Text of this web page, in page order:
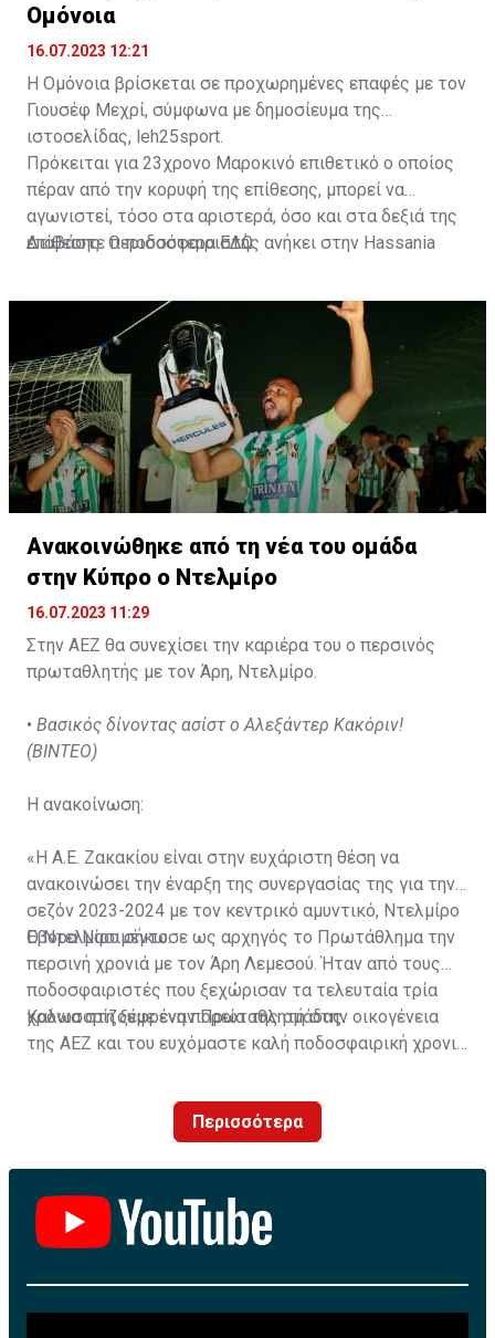
Ομόνοια
16.07.2023 12:21
Η Ομόνοια βρίσκεται σε προχωρημένες επαφές με τον
Γιουσέφ Μεχρί, σύμφωνα με δημοσίευμα της
ιστοσελίδας, leh25sport.
Πρόκειται για 23χρονο Μαροκινό επιθετικό ο οποίος
πέραν από την κορυφή της επίθεσης, μπορεί να
αγωνιστεί, τόσο στα αριστερά, όσο και στα δεξιά της
επίθεσης. Ο ποδοσφαιριστής ανήκει στην Hassania
2026.
Διαβάστε περισσότεραΕΔΩ.
Ανακοινώθηκε από τη νέα του ομάδα
στην Κύπρο ο Ντελμίρο
16.07.2023 11:29
Στην ΑΕΖ θα συνεχίσει την καριέρα του ο περσινός
πρωταθλητής με τον Άρη, Ντελμίρο.
• Βασικός δίνοντας ασίστ ο Αλεξάντερ Κακόριν!
(ΒΙΝΤΕΟ)
Η ανακοίνωση:
«Η Α.Ε. Ζακακίου είναι στην ευχάριστη θέση να
ανακοινώσει την έναρξη της συνεργασίας της για την
σεζόν 2023-2024 με τον κεντρικό αμυντικό, Ντελμίρο
Έβορα Νασιμέντο.
Ο Ντελμίρο σήκωσε ως αρχηγός το Πρωτάθλημα την
περσινή χρονιά με τον Άρη Λεμεσού. Ήταν από τους
ποδοσφαιριστές που ξεχώρισαν τα τελευταία τρία
χρόνια στη ξέφρενη πορεία της ομάδας.
Καλωσορίζουμε έναν Πρωταθλητή στην οικογένεια
της ΑΕΖ και του ευχόμαστε καλή ποδοσφαιρική χρονιά
Περισσότερα